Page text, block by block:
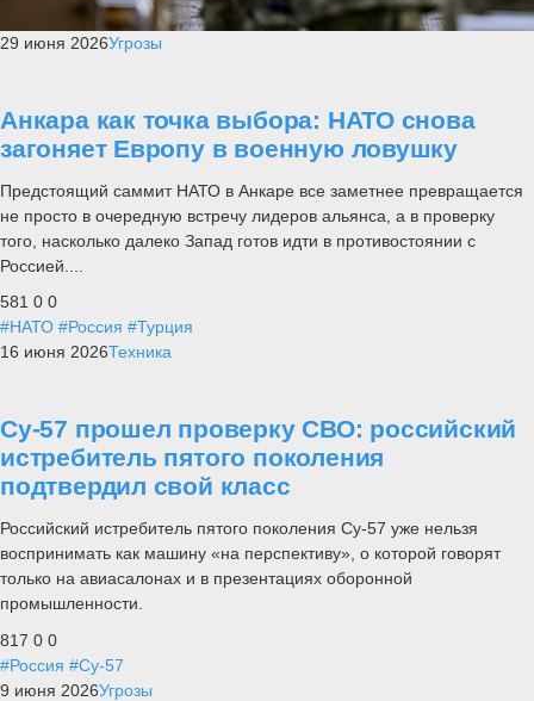
29 июня 2026Угрозы
Анкара как точка выбора: НАТО снова
загоняет Европу в военную ловушку
Предстоящий саммит НАТО в Анкаре все заметнее превращается
не просто в очередную встречу лидеров альянса, а в проверку
того, насколько далеко Запад готов идти в противостоянии с
Россией....
581 0 0
#НАТО #Россия #Турция
16 июня 2026Техника
Су-57 прошел проверку СВО: российский
истребитель пятого поколения
подтвердил свой класс
Российский истребитель пятого поколения Су-57 уже нельзя
воспринимать как машину «на перспективу», о которой говорят
только на авиасалонах и в презентациях оборонной
промышленности.
817 0 0
#Россия #Су-57
9 июня 2026Угрозы